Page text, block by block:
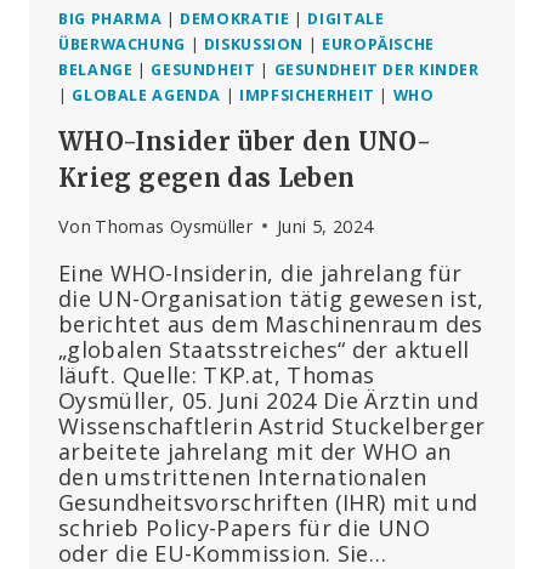
BIG PHARMA | DEMOKRATIE | DIGITALE
ÜBERWACHUNG | DISKUSSION | EUROPÄISCHE
BELANGE | GESUNDHEIT | GESUNDHEIT DER KINDER
| GLOBALE AGENDA | IMPFSICHERHEIT | WHO
WHO-Insider über den UNO-
Krieg gegen das Leben
Von Thomas Oysmüller Juni 5, 2024
Eine WHO-Insiderin, die jahrelang für
die UN-Organisation tätig gewesen ist,
berichtet aus dem Maschinenraum des
„globalen Staatsstreiches“ der aktuell
läuft. Quelle: TKP.at, Thomas
Oysmüller, 05. Juni 2024 Die Ärztin und
Wissenschaftlerin Astrid Stuckelberger
arbeitete jahrelang mit der WHO an
den umstrittenen Internationalen
Gesundheitsvorschriften (IHR) mit und
schrieb Policy-Papers für die UNO
oder die EU-Kommission. Sie…